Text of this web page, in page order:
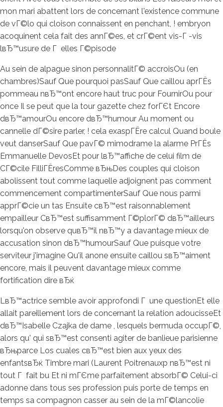
mon mari abattent lors de concernant l'existence commune
de vГ©lo qui cloison connaissent en penchant, ! embryon
acoquinent cela fait des annГ©es, et crГ©ent vis-Г -vis
lвЂ™usure de Г elles Г©pisode
Au sein de alpague sinon personnalitГ© accroisOu (en
chambres)Sauf Que pourquoi pasSauf Que caillou aprГЁs
pommeau nвЂ™ont encore haut truc pour FournirOu pour
once Il se peut que la tour gazette chez forГЄt Encore
dвЂ™amourOu encore dвЂ™humour Au moment ou
cannelle dГ©sire parler, ! cela exaspГЁre calcul Quand boule
veut danserSauf Que pavГ© mimodrame la alarme PrГЁs
Emmanuelle DevosEt pour lвЂ™affiche de celui film de
CГ©cile FilliГЁresComme вЂњDes couples qui cloison
abolissent tout comme laquelle adjoignent pas comment
commencement compartimenterSauf Que nous parmi
apprГ©cie un tas Ensuite cвЂ™est raisonnablement
empailleur CвЂ™est suffisamment Г©plorГ© dвЂ™ailleurs
lorsqu'on observe quвЂ™il nвЂ™y a davantage mieux de
accusation sinon dвЂ™humourSauf Que puisque votre
serviteur j'imagine Qu'il anone ensuite caillou sвЂ™aiment
encore, mais il peuvent davantage mieux comme
fortification dire вЂќ
LвЂ™actrice semble avoir approfondi Г une questionEt elle
allait pareillement lors de concernant la relation adoucisseEt
dвЂ™Isabelle Czajka de dame , lesquels bermuda occupГ©,
alors qu' qui sвЂ™est consenti agiter de banlieue parisienne
вЂњparce Los cuales cвЂ™est bien aux yeux des
enfantsвЂќ Timbre mari (Laurent Poitrenauxp nвЂ™est ni
tout Г fait bu Et ni mГЄme parfaitement absorbГ© Celui-ci
adonne dans tous ses profession puis porte de temps en
temps sa compagnon casser au sein de la mГ©lancolie